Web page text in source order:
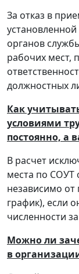
За отказ в
органов
рабочих мест,
должностных
Как
условиями
постоянно, а
В расчет
места по СОУТ
независимо от
график), если
численности
Можно ли
в